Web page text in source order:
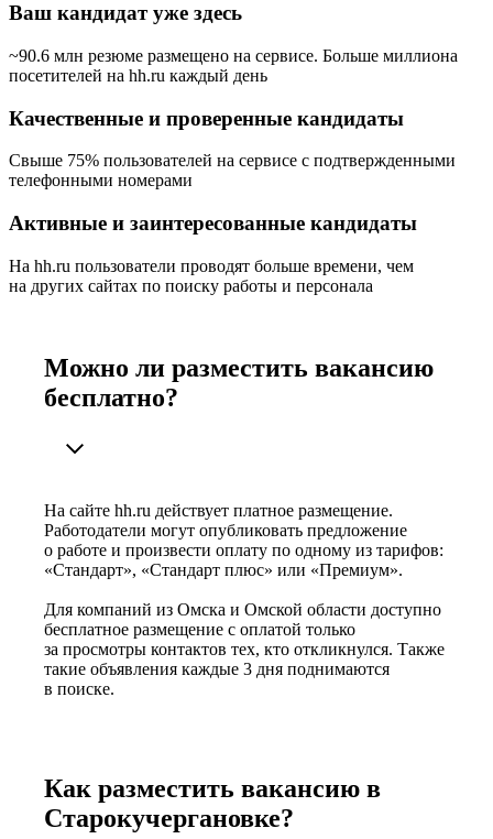
Ваш кандидат уже здесь
~90.6 млн резюме размещено на сервисе. Больше миллиона
посетителей на hh.ru каждый день
Качественные и проверенные кандидаты
Свыше 75% пользователей на сервисе с подтвержденными
телефонными номерами
Активные и заинтересованные кандидаты
На hh.ru пользователи проводят больше времени, чем
на других сайтах по поиску работы и персонала
Можно ли разместить вакансию
бесплатно?
На сайте hh.ru действует платное размещение.
Работодатели могут опубликовать предложение
о работе и произвести оплату по одному из тарифов:
«Стандарт», «Стандарт плюс» или «Премиум».
Для компаний из Омска и Омской области доступно
бесплатное размещение с оплатой только
за просмотры контактов тех, кто откликнулся. Также
такие объявления каждые 3 дня поднимаются
в поиске.
Как разместить вакансию в
Старокучергановке?